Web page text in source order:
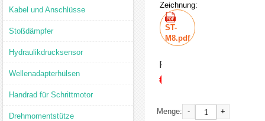
Kabel und Anschlüsse
Stoßdämpfer
Hydraulikdrucksensor
Wellenadapterhülsen
Handrad für Schrittmotor
Drehmomentstütze
Zeichnung:
ST-
M8.pdf
Preis:
€1.41
Menge: - +